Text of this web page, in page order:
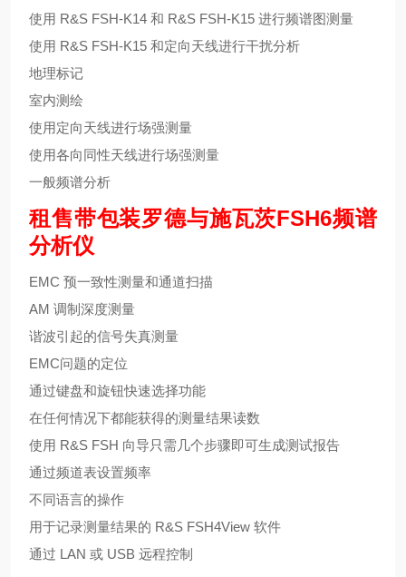
使用 R&S FSH-K14 和 R&S FSH-K15 进行频谱图测量
使用 R&S FSH-K15 和定向天线进行干扰分析
地理标记
室内测绘
使用定向天线进行场强测量
使用各向同性天线进行场强测量
一般频谱分析
租售带包装罗德与施瓦茨FSH6频谱
分析仪
EMC 预一致性测量和通道扫描
AM 调制深度测量
谐波引起的信号失真测量
EMC问题的定位
通过键盘和旋钮快速选择功能
在任何情况下都能获得的测量结果读数
使用 R&S FSH 向导只需几个步骤即可生成测试报告
通过频道表设置频率
不同语言的操作
用于记录测量结果的 R&S FSH4View 软件
通过 LAN 或 USB 远程控制